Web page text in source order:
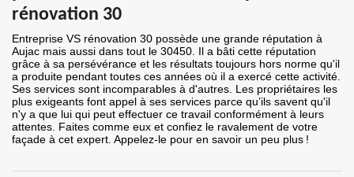
rénovation 30
Entreprise VS rénovation 30 possède une grande réputation à
Aujac mais aussi dans tout le 30450. Il a bâti cette réputation
grâce à sa persévérance et les résultats toujours hors norme qu'il
a produite pendant toutes ces années où il a exercé cette activité.
Ses services sont incomparables à d'autres. Les propriétaires les
plus exigeants font appel à ses services parce qu’ils savent qu'il
n'y a que lui qui peut effectuer ce travail conformément à leurs
attentes. Faites comme eux et confiez le ravalement de votre
façade à cet expert. Appelez-le pour en savoir un peu plus !